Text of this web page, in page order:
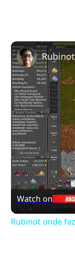
Watch on
Rubinot onde